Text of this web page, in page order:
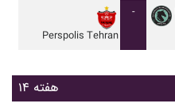
Perspolis Tehran
-
هفته ۱۴